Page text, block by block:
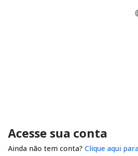
Acesse sua conta
Ainda não tem conta? Clique aqui